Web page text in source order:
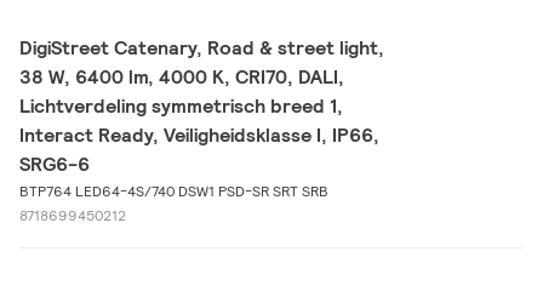
DigiStreet Catenary, Road & street light,
38 W, 6400 lm, 4000 K, CRI70, DALI,
Lichtverdeling symmetrisch breed 1,
Interact Ready, Veiligheidsklasse I, IP66,
SRG6-6
BTP764 LED64-4S/740 DSW1 PSD-SR SRT SRB
8718699450212